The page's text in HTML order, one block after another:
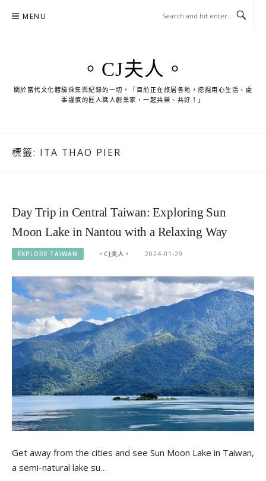
MENU
。CJ夫人。
關於當代文化體驗採集與紀錄的一切。「目前正在旅居各地，挖掘用心生活、處
事謹慎的匠人職人創業家，一起共榮、共好！」
標籤: ITA THAO PIER
Day Trip in Central Taiwan: Exploring Sun
Moon Lake in Nantou with a Relaxing Way
EXPLORE TAIWAN 。CJ夫人。 2024-01-29
Get away from the cities and see Sun Moon Lake in Taiwan,
a semi-natural lake su…